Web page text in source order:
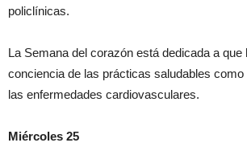
policlínicas.
La Semana del corazón está dedicada a que
conciencia de las prácticas saludables
las enfermedades cardiovasculares.
Miércoles 25